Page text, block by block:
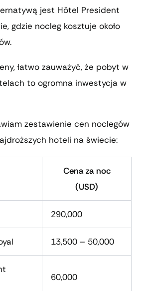
jest Hôtel President
gdzie nocleg kosztuje około
łatwo zauważyć, że pobyt w
to ogromna inwestycja w
zestawienie cen noclegów
hoteli na świecie:
Cena za noc
(USD)
290,000
13,500 – 50,000
60,000